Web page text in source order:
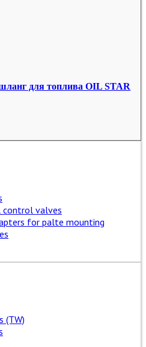
для топлива OIL STAR
control valves
for palte mounting
(TW)